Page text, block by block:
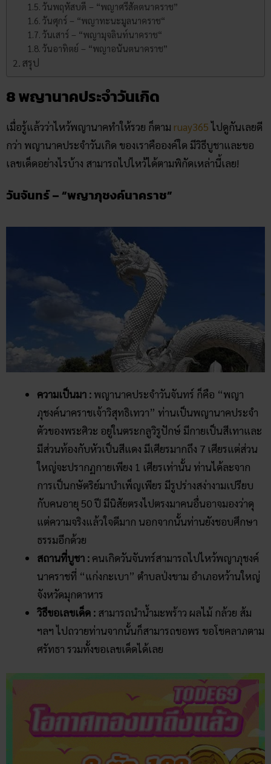
วันพฤหัสบดี – “พญาศรีสัตตนาคราช”
วันศุกร์ – “พญาทะนะมูลนาคราช“
วันเสาร์ – “พญามุจลินท์นาคราช“
วันอาทิตย์ – “พญาอนันตนาคราช”
สรุป
8 พญานาคประจําวันเกิด
เมื่อรู้แล้วว่าไหว้พญานาคทำให้รวย ก็ตาม ruay365ไปดูกันเลยดี
กว่า พญานาคประจำวันเกิด ของเราคือองค์ใด มีวิธีบูชาและขอ
เลขเด็ดอย่างไรบ้าง สามารถไปไหว้ได้ตามพิกัดเหล่านี้เลย!
วันจันทร์ – “พญาภุชงค์นาคราช”
ความเป็นมา : พญานาคประจําวันจันทร์ ก็คือ “พญา
ภุชงค์นาคราชเจ้าวิสุทธิเทวา” ท่านเป็นพญานาคประจำ
ตัวของพระศิวะ อยู่ในตระกลูวิรูปักษ์ มีกายเป็นสีเทาและ
มีส่วนท้องกับหัวเป็นสีแดง มีเศียรมากถึง 7 เศียรแต่ส่วน
ใหญ่จะปรากฏกายเพียง 1 เศียรเท่านั้น ท่านได้ละจาก
การเป็นกษัตริย์มาบำเพ็ญเพียร มีรูปร่างสง่างามเปรียบ
กับคนอายุ 50 ปี มีนิสัยตรงไปตรงมาคนอื่นอาจมองว่าดุ
แต่ความจริงแล้วใจดีมาก นอกจากนั้นท่านยังชอบศึกษา
ธรรมอีกด้วย
สถานที่บูชา : คนเกิดวันจันทร์สามารถไปไหว้พญาภุชงค์
นาคราชที่ “แก่งกะเบา” ตําบลป่งขาม อําเภอหว้านใหญ่
จังหวัดมุกดาหาร
วิธีขอเลขเด็ด : สามารถนำน้ำมะพร้าว ผลไม้ กล้วย ส้ม
ฯลฯ ไปถวายท่านจากนั้นก็สามารถขอพร ขอโชคลาภตาม
ศรัทธา รวมทั้งขอเลขเด็ดได้เลย